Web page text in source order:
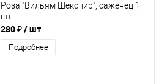
Роза "Вильям Шекспир", саженец 1
шт
280 ₽/ шт
Подробнее